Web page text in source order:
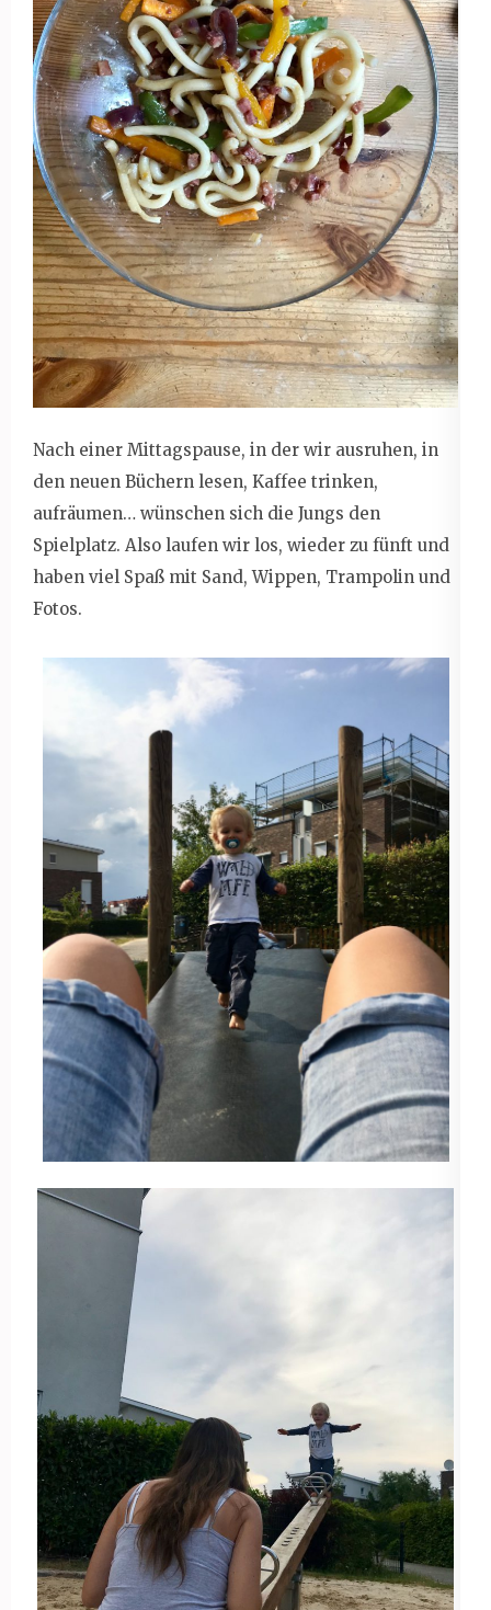
Nach einer Mittagspause, in der wir ausruhen, in
den neuen Büchern lesen, Kaffee trinken,
aufräumen… wünschen sich die Jungs den
Spielplatz. Also laufen wir los, wieder zu fünft und
haben viel Spaß mit Sand, Wippen, Trampolin und
Fotos.